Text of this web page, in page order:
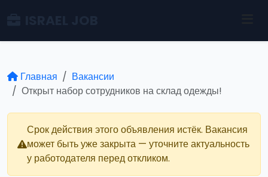
Главная
Вакансии
Открыт набор сотрудников на склад одежды!
Срок действия этого объявления истёк. Вакансия
может быть уже закрыта — уточните актуальность
у работодателя перед откликом.